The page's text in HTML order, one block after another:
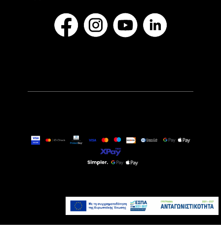
Προσθήκη στο καλάθι